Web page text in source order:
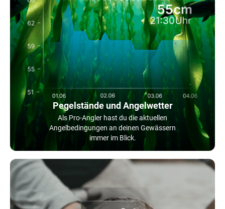
Pegelstände und Angelwetter
Als Pro-Angler hast du die aktuellen
Angelbedingungen an deinen Gewässern
immer im Blick.